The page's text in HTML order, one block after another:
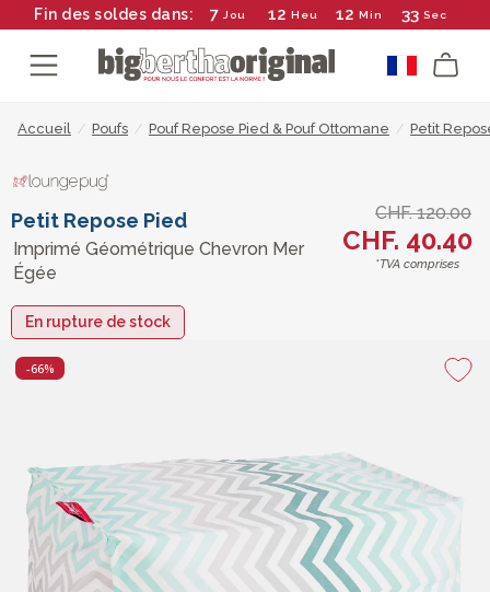
Fin des soldes dans: 7 Jou 12 Heu 12 Min 32 Sec
Accueil / Poufs / Pouf Repose Pied & Pouf Ottomane / Petit
Petit Repose Pied
Imprimé Géométrique Chevron Mer
Égée
CHF. 120.00
CHF. 40.40
*TVA comprises
En rupture de stock
-66%